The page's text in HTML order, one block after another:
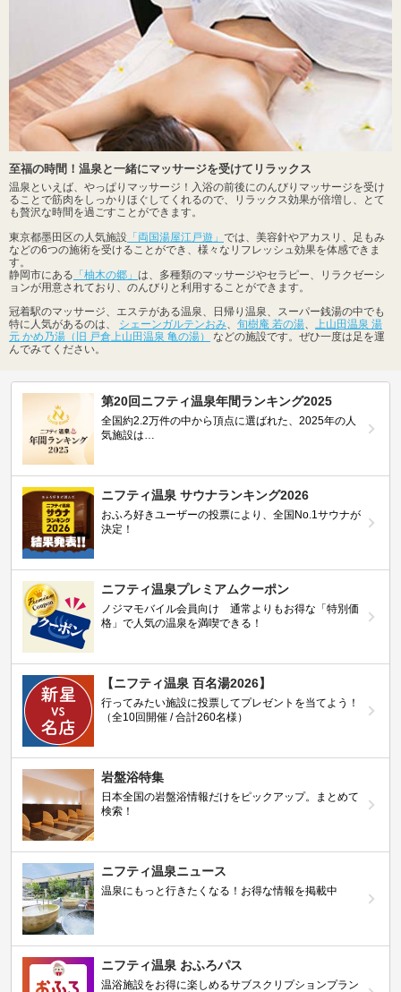
至福の時間！温泉と一緒にマッサージを受けてリラックス
温泉といえば、やっぱりマッサージ！入浴の前後にのんびりマッサージを受け
ることで筋肉をしっかりほぐしてくれるので、リラックス効果が倍増し、とて
も贅沢な時間を過ごすことができます。
東京都墨田区の人気施設 「両国湯屋江戸遊」 では、美容針やアカスリ、足もみ
などの6つの施術を受けることができ、様々なリフレッシュ効果を体感できま
す。
静岡市にある 「柚木の郷」 は、多種類のマッサージやセラピー、リラクゼーシ
ョンが用意されており、のんびりと利用することができます。
冠着駅のマッサージ、エステがある温泉、日帰り温泉、スーパー銭湯の中でも
特に人気があるのは、 シェーンガルテンおみ 旬樹庵 若の湯
上山田温泉 湯
元 かめ乃湯（旧 戸倉上山田温泉 亀の湯）
などの施設です。ぜひ一度は足を運
んでみてください。
第20回ニフティ温泉年間ランキング2025
全国約2.2万件の中から頂点に選ばれた、2025年の人
気施設は…
ニフティ温泉 サウナランキング2026
おふろ好きユーザーの投票により、全国No.1サウナが
決定！
ニフティ温泉プレミアムクーポン
ノジマモバイル会員向け 通常よりもお得な「特別価
格」で人気の温泉を満喫できる！
【ニフティ温泉 百名湯2026】
行ってみたい施設に投票してプレゼントを当てよう！
（全10回開催 / 合計260名様）
岩盤浴特集
日本全国の岩盤浴情報だけをピックアップ。まとめて
検索！
ニフティ温泉ニュース
温泉にもっと行きたくなる！お得な情報を掲載中
ニフティ温泉 おふろパス
温浴施設をお得に楽しめるサブスクリプションプラン